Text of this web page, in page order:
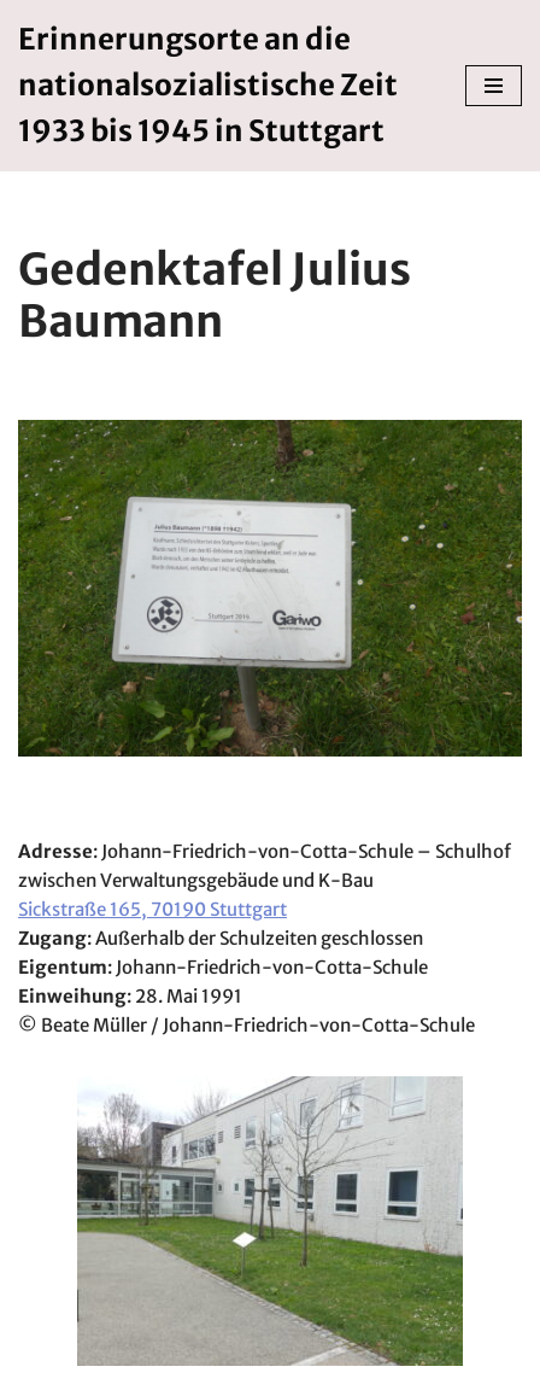
Inhalt
springen
Erinnerungsorte an die
nationalsozialistische Zeit
1933 bis 1945 in Stuttgart
Gedenktafel Julius
Baumann
Adresse: Johann-Friedrich-von-Cotta-Schule – Schulhof
zwischen Verwaltungsgebäude und K-Bau
Sickstraße 165, 70190 Stuttgart
Zugang: Außerhalb der Schulzeiten geschlossen
Eigentum: Johann-Friedrich-von-Cotta-Schule
Einweihung: 28. Mai 1991
© Beate Müller / Johann-Friedrich-von-Cotta-Schule